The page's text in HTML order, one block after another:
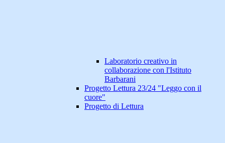
Laboratorio creativo in
collaborazione con l'Istituto
Barbarani
Progetto Lettura 23/24 "Leggo con il
cuore"
Progetto di Lettura